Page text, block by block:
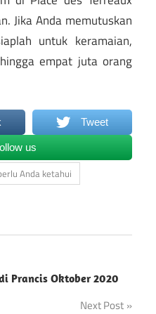
Jika Anda memutuskan
untuk keramaian,
empat juta orang
Tweet
us
Anda ketahui
Prancis Oktober 2020
Next Post